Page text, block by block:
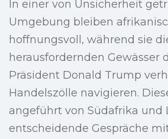
In einer von Unsicherheit
Umgebung bleiben
hoffnungsvoll, während sie
herausfordernden Gewässer
Präsident Donald Trump
Handelszölle navigieren.
angeführt von Südafrika und
entscheidende Gespräche